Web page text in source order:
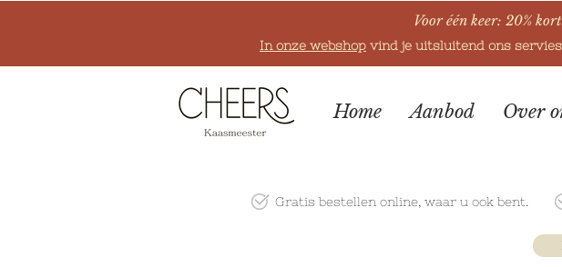
Voor één keer: 20%
In onze webshop vind je uitsluitend ons
Home Aanbod Over
Gratis bestellen online, waar u ook bent.